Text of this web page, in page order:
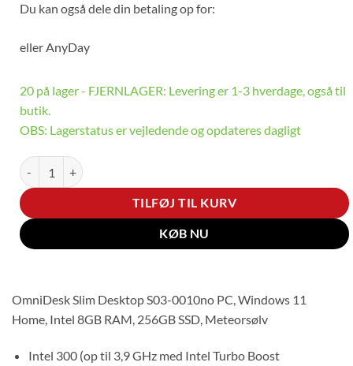
Du kan også dele din betaling op for:
ellerAnyDay
20 på lager - FJERNLAGER: Levering er 1-3 hverdage, også til
butik.
OBS: Lagerstatus er vejledende og opdateres dagligt
OmniDesk Slim | Intel 300 | 8GB | 256GB antal
TILFØJ TIL KURV
KØB NU
OmniDesk Slim Desktop S03-0010no PC, Windows 11
Home, Intel 8GB RAM, 256GB SSD, Meteorsølv
Intel 300 (op til 3,9 GHz med Intel Turbo Boost